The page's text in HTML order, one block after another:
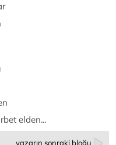
elden...
yazarın sonraki bloğu